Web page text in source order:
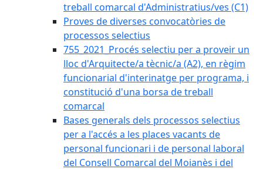
treball comarcal d'Administratius/ves (C1)
Proves de diverses convocatòries de
processos selectius
755_2021_Procés selectiu per a proveir un
lloc d'Arquitecte/a tècnic/a (A2), en règim
funcionarial d'interinatge per programa, i
constitució d'una borsa de treball
comarcal
Bases generals dels processos selectius
per a l'accés a les places vacants de
personal funcionari i de personal laboral
del Consell Comarcal del Moianès i del